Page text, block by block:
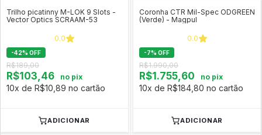
Trilho picatinny M-LOK 9 Slots -
Vector Optics SCRAAM-53
0.0
-42% OFF
R$189,00
R$103,46 no pix
10x de R$10,89 no cartão
ADICIONAR
Coronha CTR Mil-Spec ODGREEN
(Verde) - Magpul
0.0
-7% OFF
R$1.990,00
R$1.755,60 no pix
10x de R$184,80 no cartão
ADICIONAR